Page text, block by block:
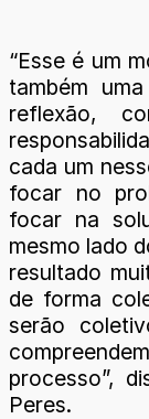
“Esse é um
também
reflexão,
cada um
focar no
focar na
mesmo lado
resultado
de forma
serão
processo”,
Peres.